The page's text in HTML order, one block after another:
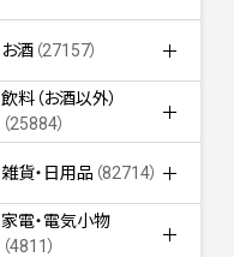
お酒 （27157）
飲料（お酒以外）
（25884）
雑貨・日用品 （82714）
家電・電気小物
（4811）